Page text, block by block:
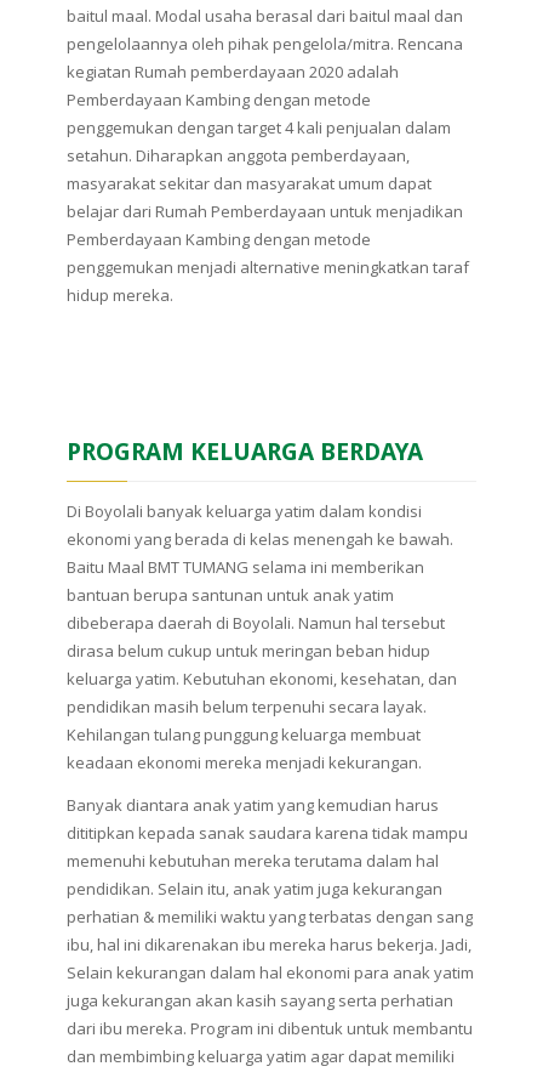
baitul maal. Modal usaha berasal dari baitul maal dan
pengelolaannya oleh pihak pengelola/mitra. Rencana
kegiatan Rumah pemberdayaan 2020 adalah
Pemberdayaan Kambing dengan metode
penggemukan dengan target 4 kali penjualan dalam
setahun. Diharapkan anggota pemberdayaan,
masyarakat sekitar dan masyarakat umum dapat
belajar dari Rumah Pemberdayaan untuk menjadikan
Pemberdayaan Kambing dengan metode
penggemukan menjadi alternative meningkatkan taraf
hidup mereka.
PROGRAM KELUARGA BERDAYA
Di Boyolali banyak keluarga yatim dalam kondisi
ekonomi yang berada di kelas menengah ke bawah.
Baitu Maal BMT TUMANG selama ini memberikan
bantuan berupa santunan untuk anak yatim
dibeberapa daerah di Boyolali. Namun hal tersebut
dirasa belum cukup untuk meringan beban hidup
keluarga yatim. Kebutuhan ekonomi, kesehatan, dan
pendidikan masih belum terpenuhi secara layak.
Kehilangan tulang punggung keluarga membuat
keadaan ekonomi mereka menjadi kekurangan.
Banyak diantara anak yatim yang kemudian harus
dititipkan kepada sanak saudara karena tidak mampu
memenuhi kebutuhan mereka terutama dalam hal
pendidikan. Selain itu, anak yatim juga kekurangan
perhatian & memiliki waktu yang terbatas dengan sang
ibu, hal ini dikarenakan ibu mereka harus bekerja. Jadi,
Selain kekurangan dalam hal ekonomi para anak yatim
juga kekurangan akan kasih sayang serta perhatian
dari ibu mereka. Program ini dibentuk untuk membantu
dan membimbing keluarga yatim agar dapat memiliki